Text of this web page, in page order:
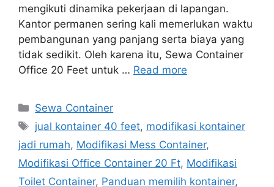
mengikuti dinamika pekerjaan di lapangan.
Kantor permanen sering kali memerlukan waktu
pembangunan yang panjang serta biaya yang
tidak sedikit. Oleh karena itu, Sewa Container
Office 20 Feet untuk … Read more
Categories
Sewa Container
Tags
jual kontainer 40 feet, modifikasi kontainer
jadi rumah, Modifikasi Mess Container,
Modifikasi Office Container 20 Ft, Modifikasi
Toilet Container, Panduan memilih kontainer,